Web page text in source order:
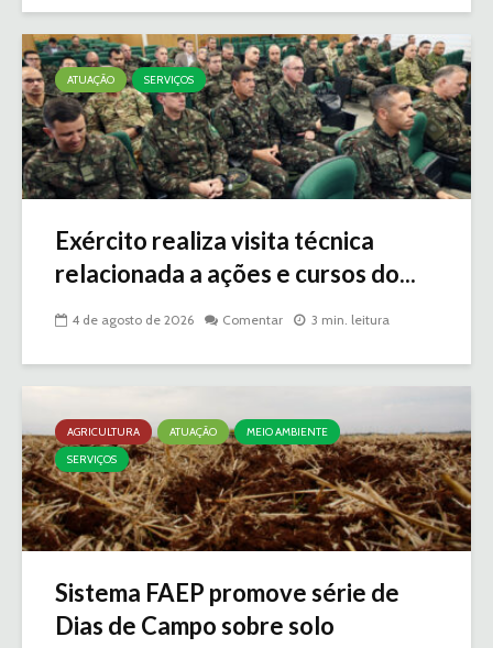
ATUAÇÃO SERVIÇOS
Exército realiza visita técnica
relacionada a ações e cursos do...
4 de agosto de 2026 Comentar 3 min. leitura
AGRICULTURA ATUAÇÃO
MEIO AMBIENTE
SERVIÇOS
Sistema FAEP promove série de
Dias de Campo sobre solo